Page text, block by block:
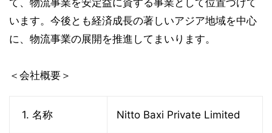
て、物流事業を安定益に資する事業として位置づけて
います。今後とも経済成長の著しいアジア地域を中心
に、物流事業の展開を推進してまいります。
＜会社概要＞
1. 名称 Nitto Baxi Private Limited